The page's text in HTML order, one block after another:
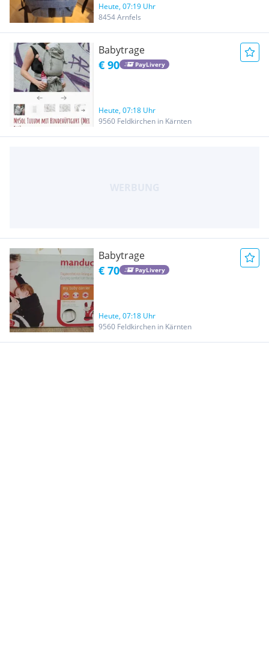
Heute, 07:19 Uhr
8454 Arnfels
Babytrage
€ 90 PayLivery
Heute, 07:18 Uhr
9560 Feldkirchen in Kärnten
Babytrage
€ 70 PayLivery
Heute, 07:18 Uhr
9560 Feldkirchen in Kärnten